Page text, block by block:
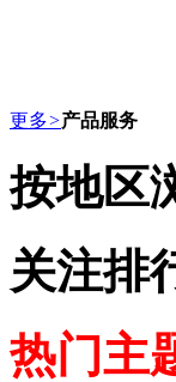
更多>产品服务
按地区
关注排
热门主